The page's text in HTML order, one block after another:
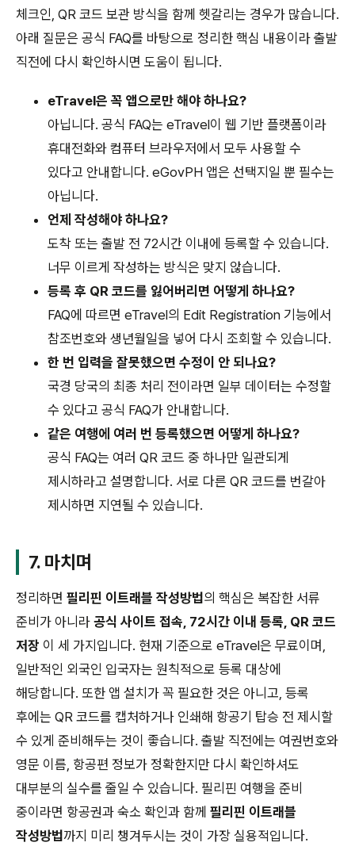
체크인, QR 코드 보관 방식을 함께 헷갈리는 경우가 많습니다.
아래 질문은 공식 FAQ를 바탕으로 정리한 핵심 내용이라 출발
직전에 다시 확인하시면 도움이 됩니다.
eTravel은 꼭 앱으로만 해야 하나요?
아닙니다. 공식 FAQ는 eTravel이 웹 기반 플랫폼이라
휴대전화와 컴퓨터 브라우저에서 모두 사용할 수
있다고 안내합니다. eGovPH 앱은 선택지일 뿐 필수는
아닙니다.
언제 작성해야 하나요?
도착 또는 출발 전 72시간 이내에 등록할 수 있습니다.
너무 이르게 작성하는 방식은 맞지 않습니다.
등록 후 QR 코드를 잃어버리면 어떻게 하나요?
FAQ에 따르면 eTravel의 Edit Registration 기능에서
참조번호와 생년월일을 넣어 다시 조회할 수 있습니다.
한 번 입력을 잘못했으면 수정이 안 되나요?
국경 당국의 최종 처리 전이라면 일부 데이터는 수정할
수 있다고 공식 FAQ가 안내합니다.
같은 여행에 여러 번 등록했으면 어떻게 하나요?
공식 FAQ는 여러 QR 코드 중 하나만 일관되게
제시하라고 설명합니다. 서로 다른 QR 코드를 번갈아
제시하면 지연될 수 있습니다.
7. 마치며
정리하면 필리핀 이트래블 작성방법의 핵심은 복잡한 서류
준비가 아니라 공식 사이트 접속, 72시간 이내 등록, QR 코드
저장 이 세 가지입니다. 현재 기준으로 eTravel은 무료이며,
일반적인 외국인 입국자는 원칙적으로 등록 대상에
해당합니다. 또한 앱 설치가 꼭 필요한 것은 아니고, 등록
후에는 QR 코드를 캡처하거나 인쇄해 항공기 탑승 전 제시할
수 있게 준비해두는 것이 좋습니다. 출발 직전에는 여권번호와
영문 이름, 항공편 정보가 정확한지만 다시 확인하셔도
대부분의 실수를 줄일 수 있습니다. 필리핀 여행을 준비
중이라면 항공권과 숙소 확인과 함께 필리핀 이트래블
작성방법까지 미리 챙겨두시는 것이 가장 실용적입니다.